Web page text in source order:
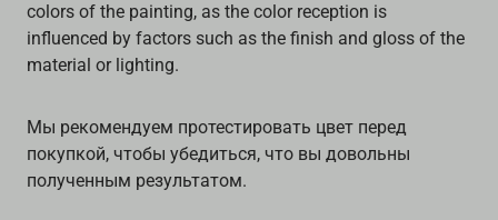
colors of the painting, as the color reception is
influenced by factors such as the finish and gloss of the
material or lighting.
Мы рекомендуем протестировать цвет перед
покупкой, чтобы убедиться, что вы довольны
полученным результатом.